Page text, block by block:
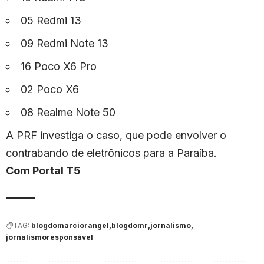
05 Redmi 13
09 Redmi Note 13
16 Poco X6 Pro
02 Poco X6
08 Realme Note 50
A PRF investiga o caso, que pode envolver o
contrabando de eletrônicos para a Paraíba.
Com Portal T5
TAG: blogdomarciorangel blogdomr jornalismo
jornalismoresponsável